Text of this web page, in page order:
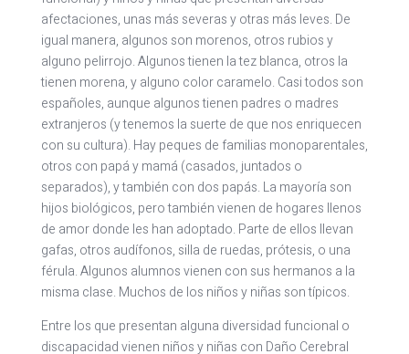
afectaciones, unas más severas y otras más leves. De
igual manera, algunos son morenos, otros rubios y
alguno pelirrojo. Algunos tienen la tez blanca, otros la
tienen morena, y alguno color caramelo. Casi todos son
españoles, aunque algunos tienen padres o madres
extranjeros (y tenemos la suerte de que nos enriquecen
con su cultura). Hay peques de familias monoparentales,
otros con papá y mamá (casados, juntados o
separados), y también con dos papás. La mayoría son
hijos biológicos, pero también vienen de hogares llenos
de amor donde les han adoptado. Parte de ellos llevan
gafas, otros audífonos, silla de ruedas, prótesis, o una
férula. Algunos alumnos vienen con sus hermanos a la
misma clase. Muchos de los niños y niñas son típicos.
Entre los que presentan alguna diversidad funcional o
discapacidad vienen niños y niñas con Daño Cerebral